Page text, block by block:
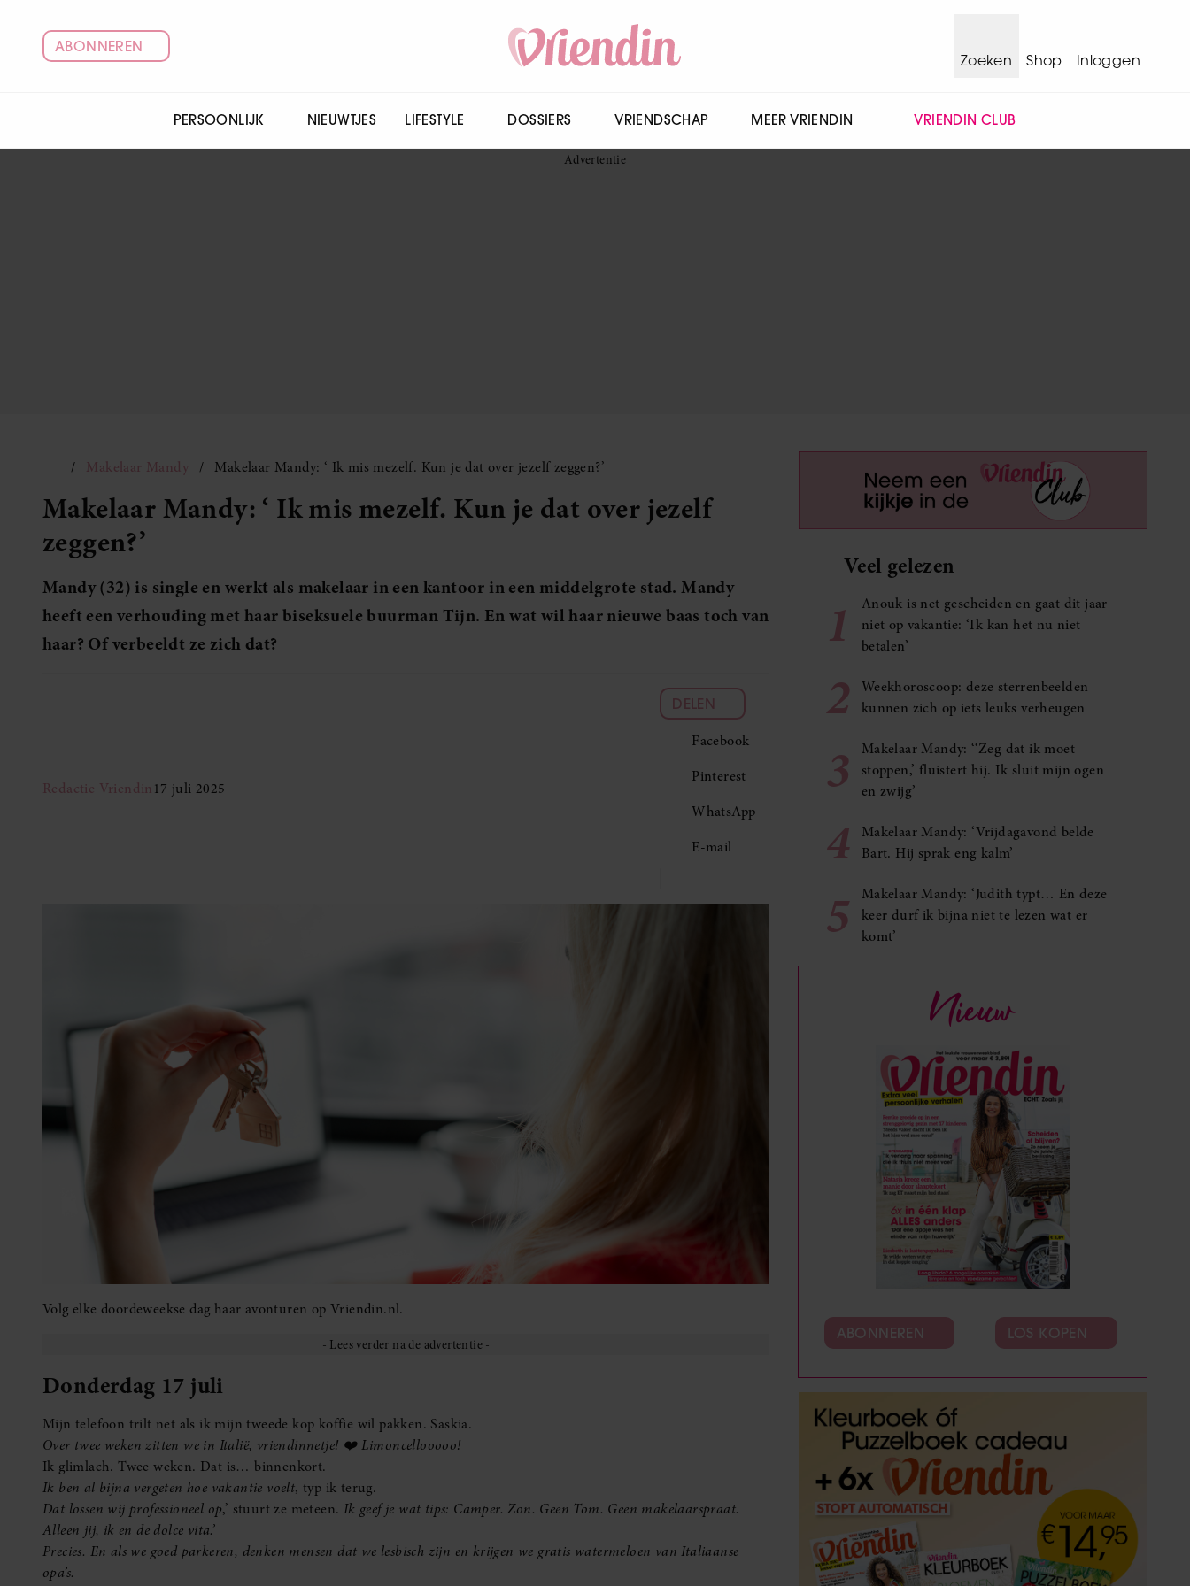
ABONNEREN
Zoeken
Shop Inloggen
PERSOONLIJK NIEUWTJES LIFESTYLE DOSSIERS VRIENDSCHAP MEER VRIENDIN VRIENDIN CLUB
Makelaar Mandy Makelaar Mandy: ‘ Ik mis mezelf. Kun je dat over jezelf zeggen?’
Makelaar Mandy: ‘ Ik mis mezelf. Kun je dat over jezelf
zeggen?’
Mandy (32) is single en werkt als makelaar in een kantoor in een middelgrote stad. Mandy
heeft een verhouding met haar biseksuele buurman Tijn. En wat wil haar nieuwe baas toch van
haar? Of verbeeldt ze zich dat?
Redactie Vriendin17 juli 2025
DELEN
Facebook
Pinterest
WhatsApp
E-mail
Volg elke doordeweekse dag haar avonturen op Vriendin.nl.
Donderdag 17 juli
Mijn telefoon trilt net als ik mijn tweede kop koffie wil pakken. Saskia.
Over twee weken zitten we in Italië, vriendinnetje! ❤️ Limoncellooooo!
Ik glimlach. Twee weken. Dat is… binnenkort.
Ik ben al bijna vergeten hoe vakantie voelt, typ ik terug.
Dat lossen wij professioneel op,’ stuurt ze meteen. Ik geef je wat tips: Camper. Zon. Geen Tom. Geen makelaarspraat.
Alleen jij, ik en de dolce vita.’
Precies. En als we goed parkeren, denken mensen dat we lesbisch zijn en krijgen we gratis watermeloen van Italiaanse
opa’s.
Veel gelezen
1
Anouk is net gescheiden en gaat dit jaar
niet op vakantie: ‘Ik kan het nu niet
betalen’
2
Weekhoroscoop: deze sterrenbeelden
kunnen zich op iets leuks verheugen
3
Makelaar Mandy: ‘‘Zeg dat ik moet
stoppen,’ fluistert hij. Ik sluit mijn ogen
en zwijg’
4
Makelaar Mandy: ‘Vrijdagavond belde
Bart. Hij sprak eng kalm’
5
Makelaar Mandy: ‘Judith typt… En deze
keer durf ik bijna niet te lezen wat er
komt’
Nieuw
ABONNEREN LOS KOPEN